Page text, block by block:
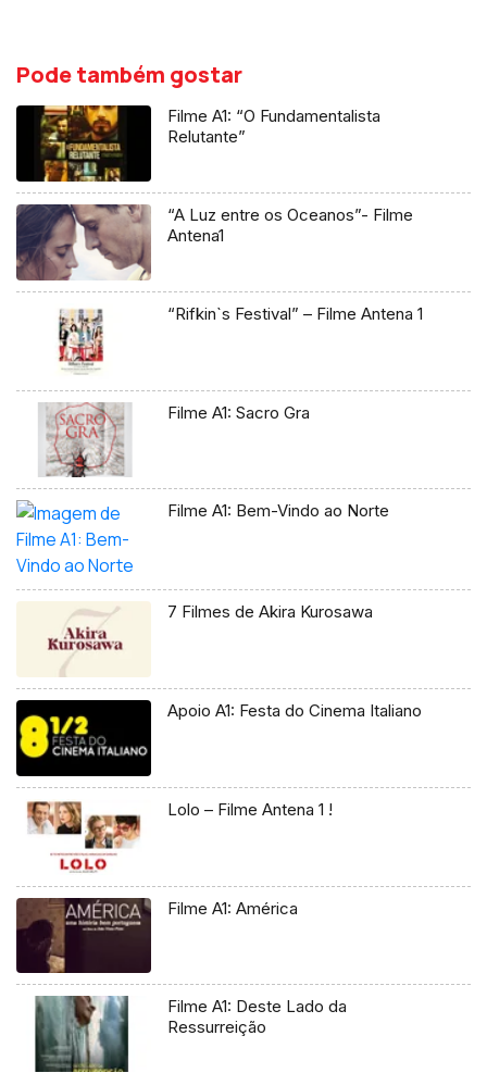
Pode também gostar
Filme A1: “O Fundamentalista
Relutante”
“A Luz entre os Oceanos”- Filme
Antena1
“Rifkin`s Festival” – Filme Antena 1
Filme A1: Sacro Gra
Filme A1: Bem-Vindo ao Norte
7 Filmes de Akira Kurosawa
Apoio A1: Festa do Cinema Italiano
Lolo – Filme Antena 1 !
Filme A1: América
Filme A1: Deste Lado da
Ressurreição